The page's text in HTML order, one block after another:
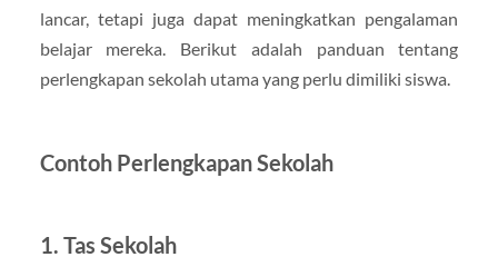
lancar, tetapi juga dapat meningkatkan pengalaman
belajar mereka. Berikut adalah panduan tentang
perlengkapan sekolah utama yang perlu dimiliki siswa.
Contoh Perlengkapan Sekolah
1. Tas Sekolah